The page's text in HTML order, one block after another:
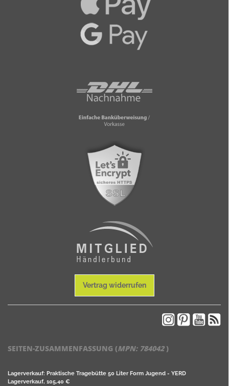
Vertrag widerrufen
SEITEN-ZUSAMMENFASSUNG (MPN: 784042)
Lagerverkauf: Praktische Tragebütte 50 Liter Form Jugend - YERD
Lagerverkauf, 105,40 €